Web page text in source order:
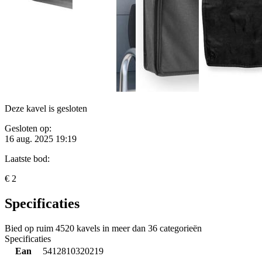
Deze kavel is gesloten
Gesloten op:
16 aug. 2025 19:19
Laatste bod:
€ 2
Specificaties
Bied op ruim 4520 kavels in meer dan 36 categorieën
Specificaties
Ean
5412810320219